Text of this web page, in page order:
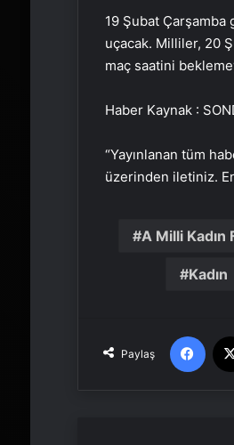
19 Şubat Çarşamba
uçacak. Milliler, 20
maç saatini
Haber Kaynak :
“Yayınlanan tüm
üzerinden iletiniz.
A Milli Kadın
Kadın
Paylaş